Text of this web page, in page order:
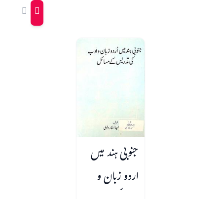
جنوبی ہند میں
اردو زبان و